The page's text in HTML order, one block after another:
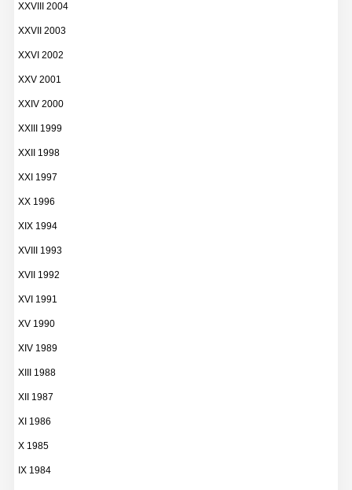
XXVIII 2004
XXVII 2003
XXVI 2002
XXV 2001
XXIV 2000
XXIII 1999
XXII 1998
XXI 1997
XX 1996
XIX 1994
XVIII 1993
XVII 1992
XVI 1991
XV 1990
XIV 1989
XIII 1988
XII 1987
XI 1986
X 1985
IX 1984